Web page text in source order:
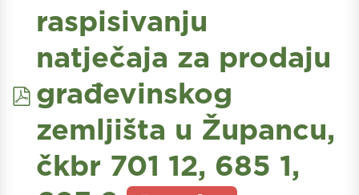
pdf
raspisivanju
natječaja za prodaju
građevinskog
zemljišta u Župancu,
čkbr 701 12, 685 1,